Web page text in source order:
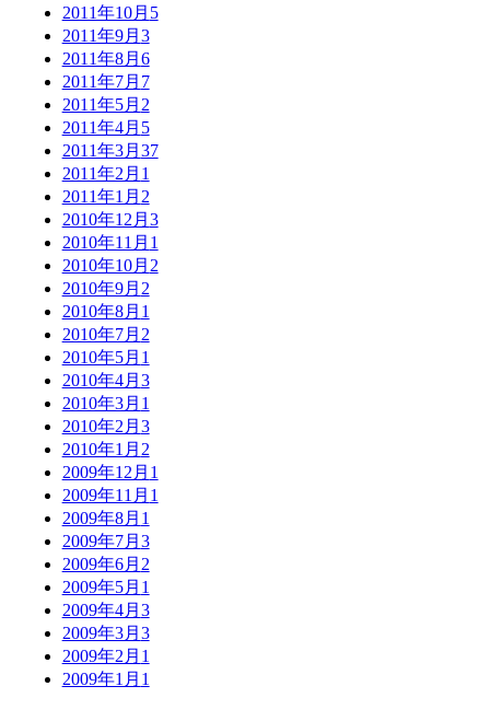
2011年10月 5
2011年9月 3
2011年8月 6
2011年7月 7
2011年5月 2
2011年4月 5
2011年3月 37
2011年2月 1
2011年1月 2
2010年12月 3
2010年11月 1
2010年10月 2
2010年9月 2
2010年8月 1
2010年7月 2
2010年5月 1
2010年4月 3
2010年3月 1
2010年2月 3
2010年1月 2
2009年12月 1
2009年11月 1
2009年8月 1
2009年7月 3
2009年6月 2
2009年5月 1
2009年4月 3
2009年3月 3
2009年2月 1
2009年1月 1